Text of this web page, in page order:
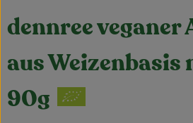
Haus, Garten & Co.
So geht’s
dennree
aus Weizenbasis
90g